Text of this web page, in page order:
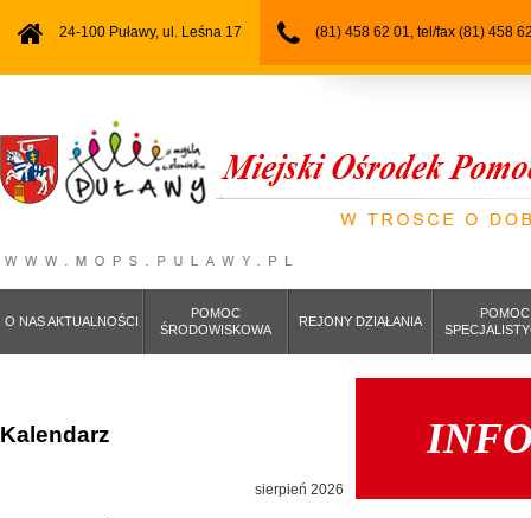
24-100 Puławy, ul. Leśna 17 (81) 458 62 01, tel/fax (81) 458
O NAS AKTUALNOŚCI
POMOC
ŚRODOWISKOWA
REJONY DZIAŁANIA
POMOC
Kalendarz
sierpień 2026